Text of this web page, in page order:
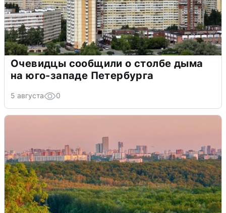
Очевидцы сообщили о столбе дыма
на юго-западе Петербурга
5 августа 0